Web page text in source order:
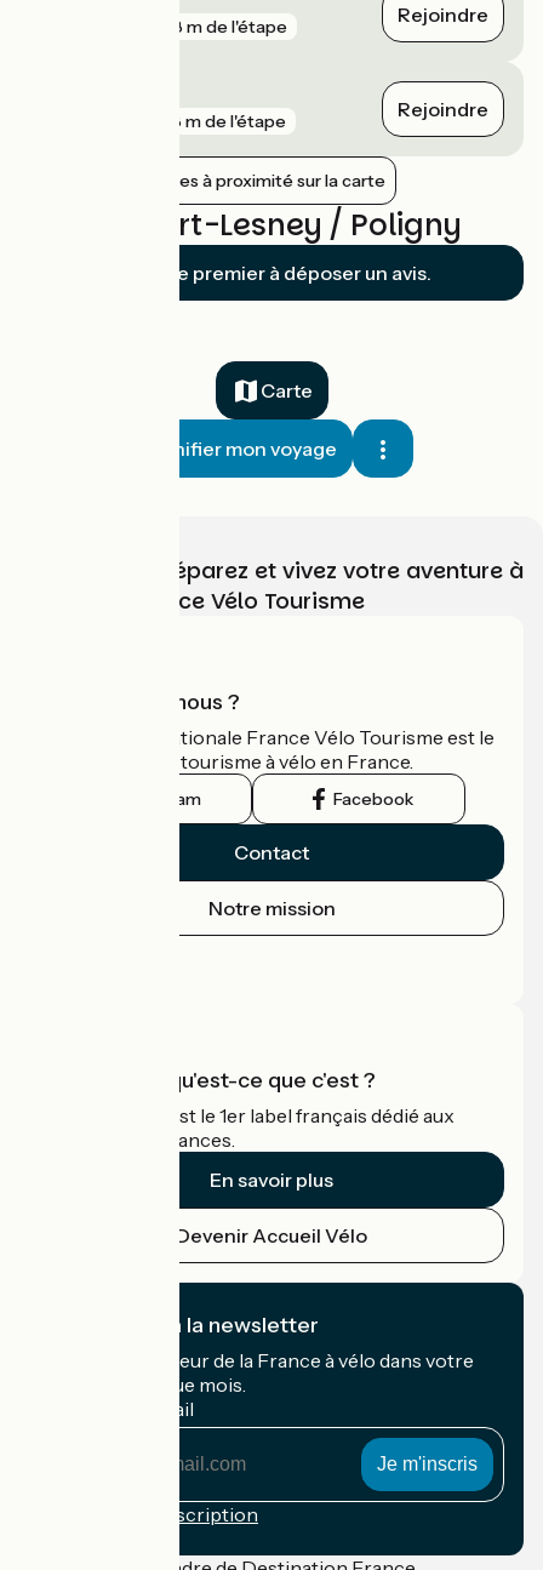
608 m de l'étape Rejoindre
978 m de l'étape Rejoindre
Afficher les gares à proximité sur la carte
Avis sur Port-Lesney / Poligny
Soyez le premier à déposer un avis.
Carte
Planifier mon voyage
Choisissez, préparez et vivez votre aventure à
vélo avec France Vélo Tourisme
Qui sommes-nous ?
L'association nationale France Vélo Tourisme est le
guide officiel du tourisme à vélo en France.
Instagram Facebook
Contact
Notre mission
Accueil Vélo qu'est-ce que c'est ?
Accueil Vélo c'est le 1er label français dédié aux
cyclistes en vacances.
En savoir plus
Devenir Accueil Vélo
Je m'abonne à la newsletter
Recevez le meilleur de la France à vélo dans votre
boîte mail chaque mois.
Mon adresse mail
Conditions d'inscription